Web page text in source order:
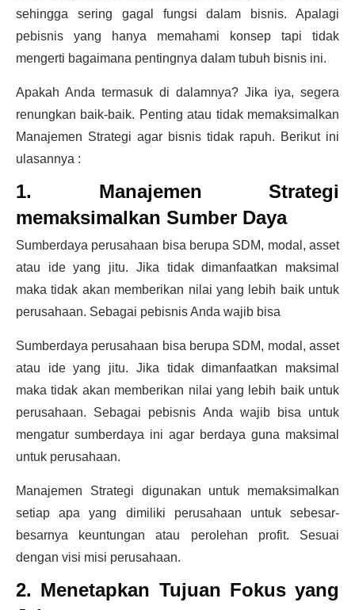
sehingga sering gagal fungsi dalam bisnis. Apalagi
pebisnis yang hanya memahami konsep tapi tidak
mengerti bagaimana pentingnya dalam tubuh bisnis ini.
Apakah Anda termasuk di dalamnya? Jika iya, segera
renungkan baik-baik. Penting atau tidak memaksimalkan
Manajemen Strategi agar bisnis tidak rapuh. Berikut ini
ulasannya :
1. Manajemen Strategi
memaksimalkan Sumber Daya
Sumberdaya perusahaan bisa berupa SDM, modal, asset
atau ide yang jitu. Jika tidak dimanfaatkan maksimal
maka tidak akan memberikan nilai yang lebih baik untuk
perusahaan. Sebagai pebisnis Anda wajib bisa
Sumberdaya perusahaan bisa berupa SDM, modal, asset
atau ide yang jitu. Jika tidak dimanfaatkan maksimal
maka tidak akan memberikan nilai yang lebih baik untuk
perusahaan. Sebagai pebisnis Anda wajib bisa untuk
mengatur sumberdaya ini agar berdaya guna maksimal
untuk perusahaan.
Manajemen Strategi digunakan untuk memaksimalkan
setiap apa yang dimiliki perusahaan untuk sebesar-
besarnya keuntungan atau perolehan profit. Sesuai
dengan visi misi perusahaan.
2. Menetapkan Tujuan Fokus yang